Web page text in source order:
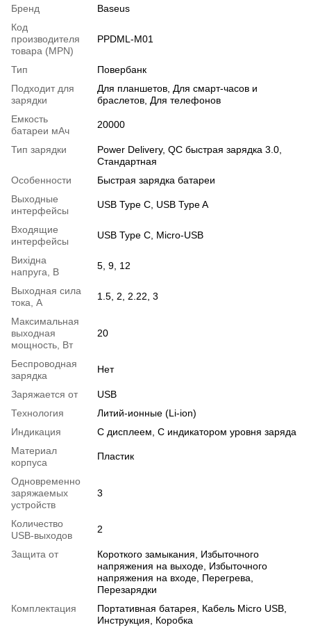
Бренд
Baseus
Код
производителя
товара (MPN)
PPDML-M01
Тип
Повербанк
Подходит для
зарядки
Для планшетов, Для смарт-часов и
браслетов, Для телефонов
Емкость
батареи мАч
20000
Тип зарядки
Power Delivery, QC быстрая зарядка 3.0,
Стандартная
Особенности
Быстрая зарядка батареи
Выходные
интерфейсы
USB Type C, USB Type A
Входящие
интерфейсы
USB Type C, Micro-USB
Вихідна
напруга, В
5, 9, 12
Выходная сила
тока, А
1.5, 2, 2.22, 3
Максимальная
выходная
мощность, Вт
20
Беспроводная
зарядка
Нет
Заряжается от
USB
Технология
Литий-ионные (Li-ion)
Индикация
С дисплеем, С индикатором уровня заряда
Материал
корпуса
Пластик
Одновременно
заряжаемых
устройств
3
Количество
USB-выходов
2
Защита от
Короткого замыкания, Избыточного
напряжения на выходе, Избыточного
напряжения на входе, Перегрева,
Перезарядки
Комплектация
Портативная батарея, Кабель Micro USB,
Инструкция, Коробка